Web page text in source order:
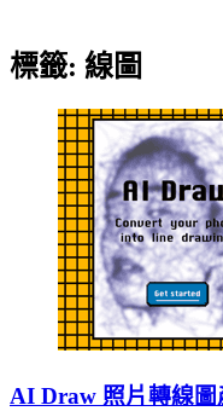
標籤: 線圖
AI Draw 照片轉線圖